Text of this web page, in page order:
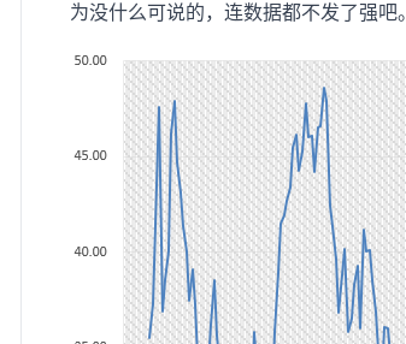
为没什么可说的，连数据都不发了强吧。